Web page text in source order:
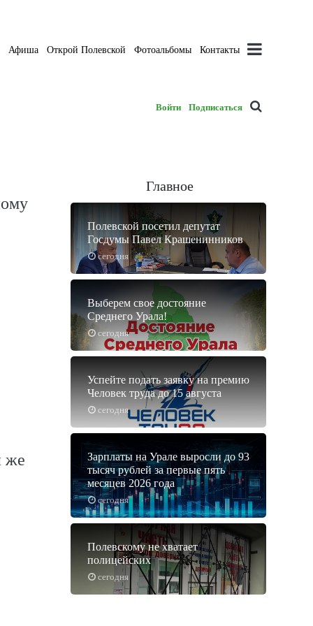
Афиша Открой Полевской Фотоальбомы Контакты
Войти Подписаться
же
Главное
сегодня
Полевской посетил депутат
Госдумы Павел Крашенинников
сегодня
Выберем свое достояние
Среднего Урала!
сегодня
Успейте подать заявку на премию
Человек труда до 15 августа
сегодня
Зарплаты на Урале выросли до 93
тысяч рублей за первые пять
месяцев 2026 года
сегодня
Полевскому не хватает
полицейских